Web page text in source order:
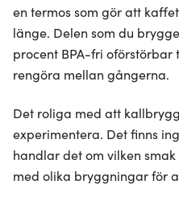
en termos som gör att
länge. Delen som du
procent BPA-fri
rengöra mellan gångerna.
Det roliga med att
experimentera. Det finns
handlar det om vilken
med olika bryggningar för